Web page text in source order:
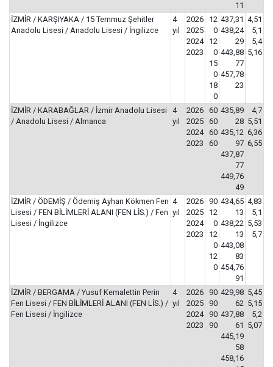
11
İZMİR / KARŞIYAKA / 15 Temmuz Şehitler
Anadolu Lisesi / Anadolu Lisesi / İngilizce
4
yıl
2026
2025
2024
2023
12
0
12
0
15
0
18
0
437,31
438,24
29
443,88
77
457,78
23
4,51
5,1
5,4
5,16
İZMİR / KARABAĞLAR / İzmir Anadolu Lisesi
/ Anadolu Lisesi / Almanca
4
yıl
2026
2025
2024
2023
60
60
60
60
435,89
28
435,12
97
437,87
77
449,76
49
4,7
5,51
6,36
6,55
İZMİR / ÖDEMİŞ / Ödemiş Ayhan Kökmen Fen
Lisesi / FEN BİLİMLERİ ALANI (FEN LİS.) / Fen
Lisesi / İngilizce
4
yıl
2026
2025
2024
2023
90
12
0
12
0
12
0
434,65
13
438,22
13
443,08
83
454,76
91
4,83
5,1
5,53
5,7
İZMİR / BERGAMA / Yusuf Kemalettin Perin
Fen Lisesi / FEN BİLİMLERİ ALANI (FEN LİS.) /
Fen Lisesi / İngilizce
4
yıl
2026
2025
2024
2023
90
90
90
90
429,98
62
437,88
61
445,19
58
458,16
5,45
5,15
5,2
5,07